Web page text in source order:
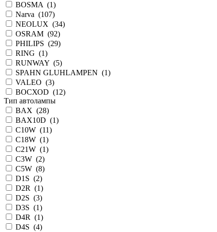
BOSMA (1)
Narva (107)
NEOLUX (34)
OSRAM (92)
PHILIPS (29)
RING (1)
RUNWAY (5)
SPAHN GLUHLAMPEN (1)
VALEO (3)
ВОСХОD (12)
Тип автолампы
BAX (28)
BAX10D (1)
C10W (11)
C18W (1)
C21W (1)
C3W (2)
C5W (8)
D1S (2)
D2R (1)
D2S (3)
D3S (1)
D4R (1)
D4S (4)